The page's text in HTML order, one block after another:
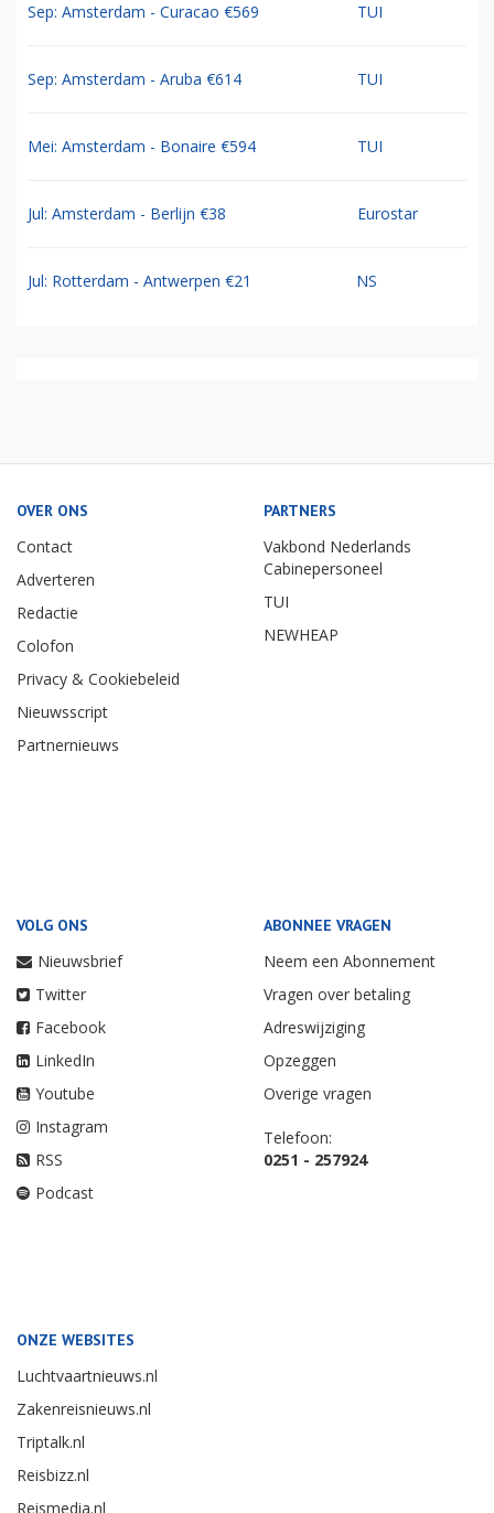
Sep: Amsterdam - Curacao €569 TUI
Sep: Amsterdam - Aruba €614 TUI
Mei: Amsterdam - Bonaire €594 TUI
Jul: Amsterdam - Berlijn €38 Eurostar
Jul: Rotterdam - Antwerpen €21 NS
OVER ONS
Contact
Adverteren
Redactie
Colofon
Privacy & Cookiebeleid
Nieuwsscript
Partnernieuws
PARTNERS
Vakbond Nederlands
Cabinepersoneel
TUI
NEWHEAP
VOLG ONS
Nieuwsbrief
Twitter
Facebook
LinkedIn
Youtube
Instagram
RSS
Podcast
ABONNEE VRAGEN
Neem een Abonnement
Vragen over betaling
Adreswijziging
Opzeggen
Overige vragen
Telefoon:
0251 - 257924
ONZE WEBSITES
Luchtvaartnieuws.nl
Zakenreisnieuws.nl
Triptalk.nl
Reisbizz.nl
Reismedia.nl